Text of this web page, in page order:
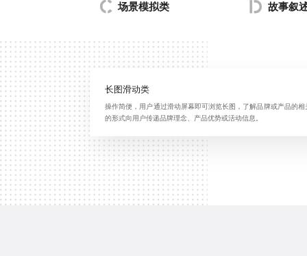
场景模拟类 故事叙
长图滑动类
操作简便，用户通过滑动屏幕即可浏览长图，了解品牌或产品的
的形式向用户传递品牌理念、产品优势或活动信息。